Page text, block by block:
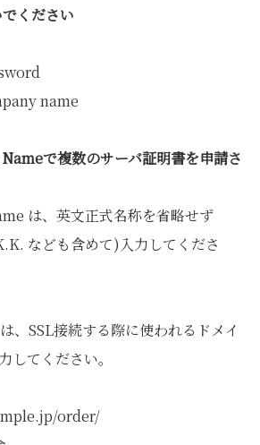
ください
name
で複数のサーバ証明書を申請さ
は、英文正式名称を省略せず
なども含めて)入力してくださ
、SSL接続する際に使われるドメイ
してください。
order/